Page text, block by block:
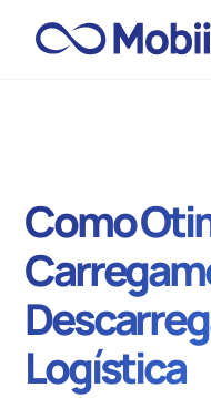
Como
Logística